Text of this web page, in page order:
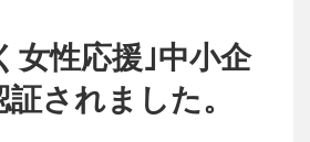
女性応援｣中小企
されました。